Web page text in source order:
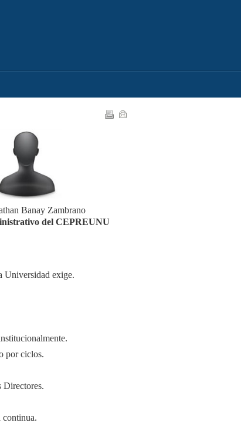
Banay Zambrano
del CEPREUNU
Universidad exige.
por ciclos.
Directores.
continua.